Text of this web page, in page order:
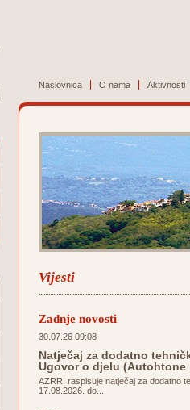
Naslovnica O nama Aktivnosti
Vijesti
Zadnje novosti
30.07.26 09:08
Natječaj za dodatno
Ugovor o djelu (Autohtone
AZRRI raspisuje natječaj za dodatno
17.08.2026. do...